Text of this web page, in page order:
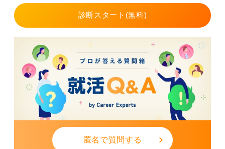
診断スタート(無料)
匿名で質問する